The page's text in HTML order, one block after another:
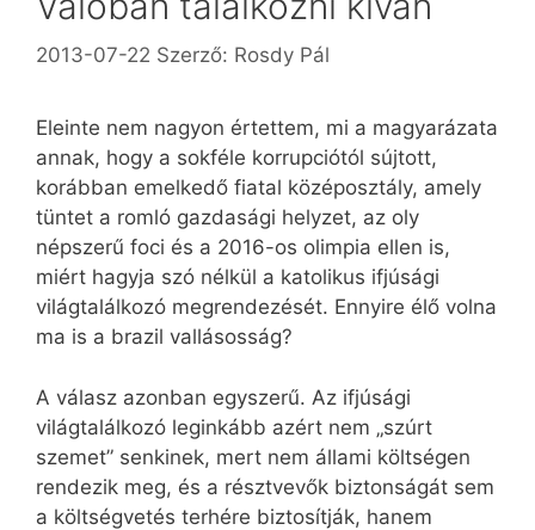
2013-07-22 Szerző: Rosdy Pál
Eleinte nem nagyon értettem, mi a magyarázata
annak, hogy a sokféle korrupciótól sújtott,
korábban emelkedő fiatal középosztály, amely
tüntet a romló gazdasági helyzet, az oly
népszerű foci és a 2016-os olimpia ellen is,
miért hagyja szó nélkül a katolikus ifjúsági
világtalálkozó megrendezését. Ennyire élő volna
ma is a brazil vallásosság?
A válasz azonban egyszerű. Az ifjúsági
világtalálkozó leginkább azért nem „szúrt
szemet” senkinek, mert nem állami költségen
rendezik meg, és a résztvevők biztonságát sem
a költségvetés terhére biztosítják, hanem